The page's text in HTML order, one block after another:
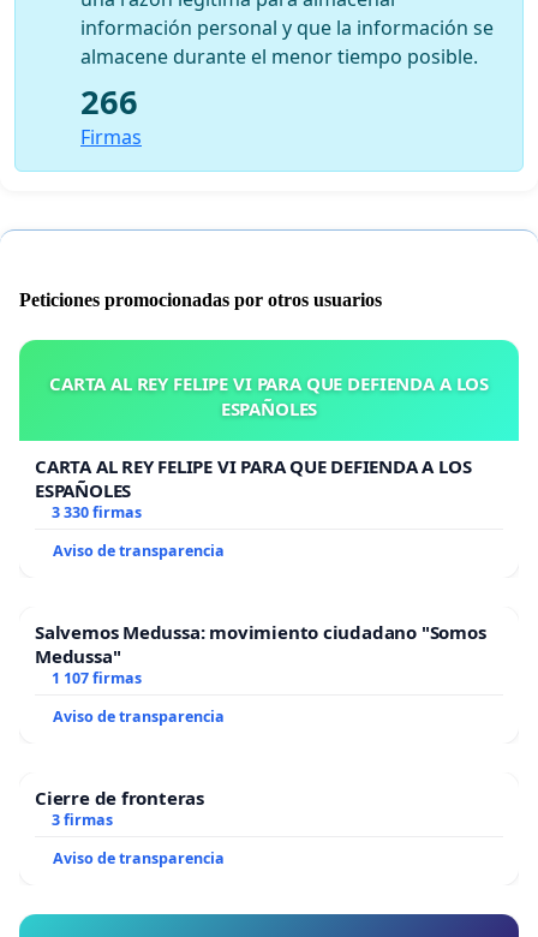
información personal y que la información se
almacene durante el menor tiempo posible.
266
Firmas
Peticiones promocionadas por otros usuarios
CARTA AL REY FELIPE VI PARA QUE DEFIENDA A LOS
ESPAÑOLES
CARTA AL REY FELIPE VI PARA QUE DEFIENDA A LOS
ESPAÑOLES
3 330 firmas
Aviso de transparencia
Salvemos Medussa: movimiento ciudadano "Somos
Medussa"
1 107 firmas
Aviso de transparencia
Cierre de fronteras
3 firmas
Aviso de transparencia